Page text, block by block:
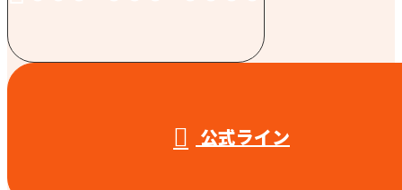
公式ライン